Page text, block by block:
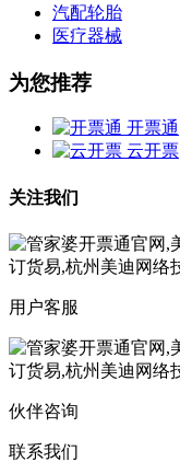
汽配轮胎
医疗器械
为您推荐
开票通
云开票
关注我们
用户客服
伙伴咨询
联系我们